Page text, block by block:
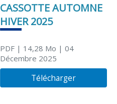
CASSOTTE AUTOMNE
HIVER 2025
PDF| 14,28 Mo | 04
Décembre 2025
Télécharger